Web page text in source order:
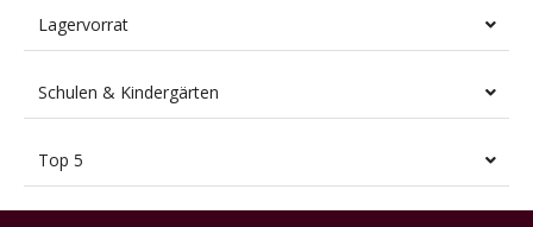
Lagervorrat
Schulen & Kindergärten
Top 5